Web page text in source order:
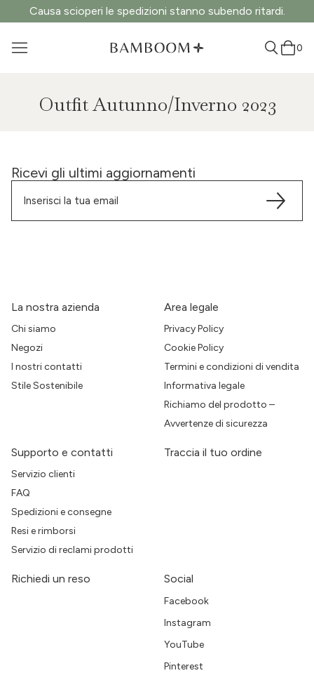
Causa scioperi le spedizioni stanno subendo ritardi.
0
Outfit Autunno/Inverno 2023
Ricevi gli ultimi aggiornamenti
La nostra azienda
Chi siamo
Negozi
I nostri contatti
Stile Sostenibile
Area legale
Privacy Policy
Cookie Policy
Termini e condizioni di vendita
Informativa legale
Richiamo del prodotto –
Avvertenze di sicurezza
Supporto e contatti
Servizio clienti
FAQ
Spedizioni e consegne
Resi e rimborsi
Servizio di reclami prodotti
Traccia il tuo ordine
Richiedi un reso Social
Facebook
Instagram
YouTube
Pinterest